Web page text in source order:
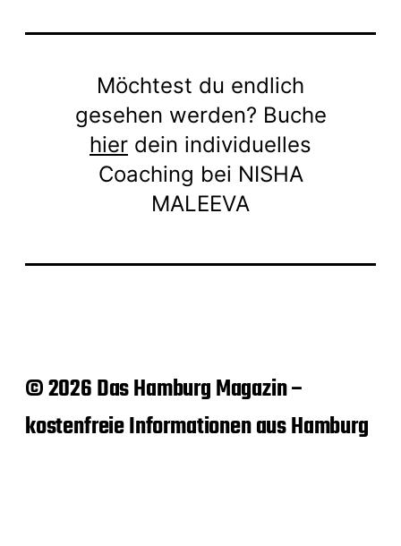
Möchtest du endlich
gesehen werden? Buche
hier dein individuelles
Coaching bei NISHA
MALEEVA
© 2026 Das Hamburg Magazin –
kostenfreie Informationen aus Hamburg